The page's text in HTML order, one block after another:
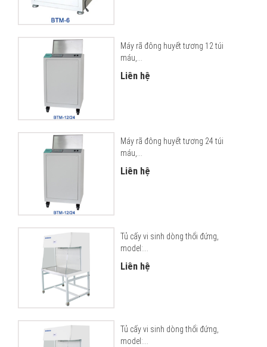
Máy rã đông huyết tương 12 túi
máu,...
Liên hệ
Máy rã đông huyết tương 24 túi
máu,...
Liên hệ
Tủ cấy vi sinh dòng thổi đứng,
model:...
Liên hệ
Tủ cấy vi sinh dòng thổi đứng,
model:...